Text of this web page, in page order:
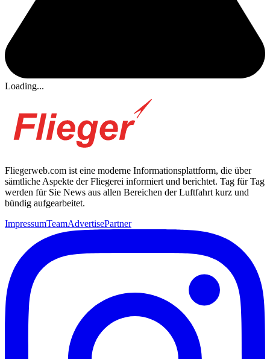
Loading...
Fliegerweb.com ist eine moderne Informationsplattform, die über
sämtliche Aspekte der Fliegerei informiert und berichtet. Tag für Tag
werden für Sie News aus allen Bereichen der Luftfahrt kurz und
bündig aufgearbeitet.
ImpressumTeamAdvertisePartner